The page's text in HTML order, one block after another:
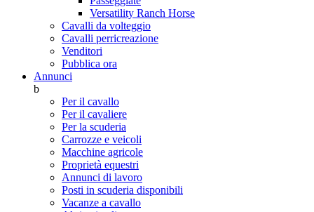
Versatility Ranch Horse
Cavalli da volteggio
Cavalli perricreazione
Venditori
Pubblica ora
Annunci
b
Per il cavallo
Per il cavaliere
Per la scuderia
Carrozze e veicoli
Macchine agricole
Proprietà equestri
Annunci di lavoro
Posti in scuderia disponibili
Vacanze a cavallo